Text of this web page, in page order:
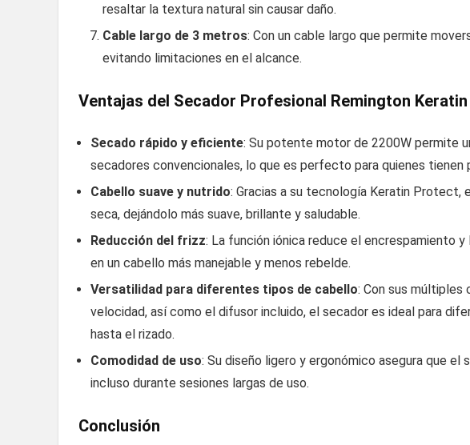
resaltar la textura natural sin causar daño.
Cable largo de 3 metros: Con un cable largo que permite
evitando limitaciones en el alcance.
Ventajas del Secador Profesional Remington
Secado rápido y eficiente: Su potente motor de 2200W permite
secadores convencionales, lo que es perfecto para quienes tienen
Cabello suave y nutrido: Gracias a su tecnología Keratin Protect,
seca, dejándolo más suave, brillante y saludable.
Reducción del frizz: La función iónica reduce el encrespamiento
en un cabello más manejable y menos rebelde.
Versatilidad para diferentes tipos de cabello: Con sus múltiples
velocidad, así como el difusor incluido, el secador es ideal para
hasta el rizado.
Comodidad de uso: Su diseño ligero y ergonómico asegura que el
incluso durante sesiones largas de uso.
Conclusión